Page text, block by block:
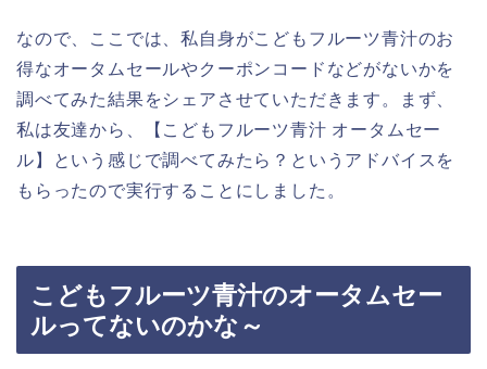
なので、ここでは、私自身がこどもフルーツ青汁のお
得なオータムセールやクーポンコードなどがないかを
調べてみた結果をシェアさせていただきます。まず、
私は友達から、【こどもフルーツ青汁 オータムセー
ル】という感じで調べてみたら？というアドバイスを
もらったので実行することにしました。
こどもフルーツ青汁のオータムセー
ルってないのかな～